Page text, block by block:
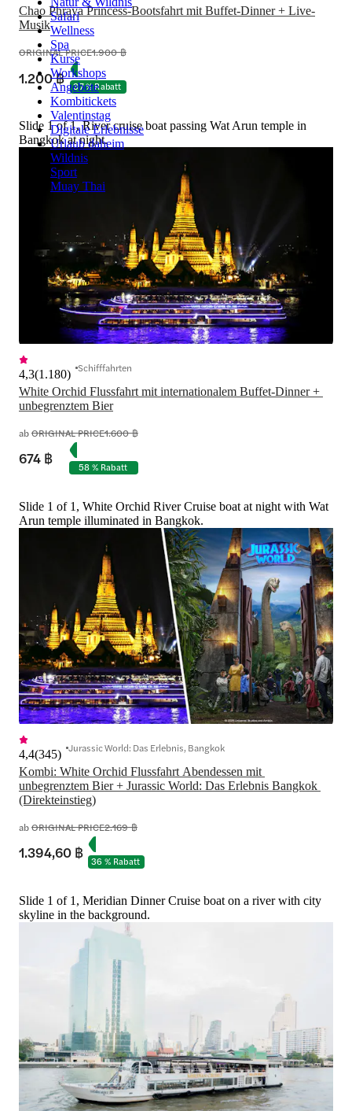
Safari
Wellness
Spa
Kurse
Workshops
Angebote
Kombitickets
Valentinstag
Digitale Erlebnisse
Urlaub daheim
Wildnis
Sport
Muay Thai
Chao Phraya Princess-Bootsfahrt mit Buffet-Dinner + Live-
Musik
ORIGINAL PRICE1.900 ฿
1.200 ฿ 37 % Rabatt
Slide 1 of 1, River cruise boat passing Wat Arun temple in
Bangkok at night.
White Orchid Flussfahrt mit internationalem Buffet-Dinner +
unbegrenztem Bier
4,3(1.180) Schifffahrten
abORIGINAL PRICE1.600 ฿
674 ฿ 58 % Rabatt
Slide 1 of 1, White Orchid River Cruise boat at night with Wat
Arun temple illuminated in Bangkok.
Kombi: White Orchid Flussfahrt Abendessen mit
unbegrenztem Bier + Jurassic World: Das Erlebnis Bangkok
(Direkteinstieg)
4,4(345) Jurassic World: Das Erlebnis, Bangkok
abORIGINAL PRICE2.169 ฿
1.394,60 ฿ 36 % Rabatt
Slide 1 of 1, Meridian Dinner Cruise boat on a river with city
skyline in the background.